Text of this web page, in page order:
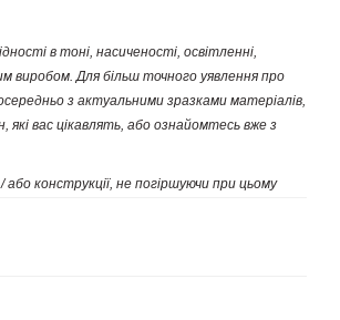
в тоні, насиченості, освітленні,
виробом. Для більш точного уявлення про
з актуальними зразками матеріалів,
вас цікавлять, або ознайомтесь вже з
конструкції, не погіршуючи при цьому